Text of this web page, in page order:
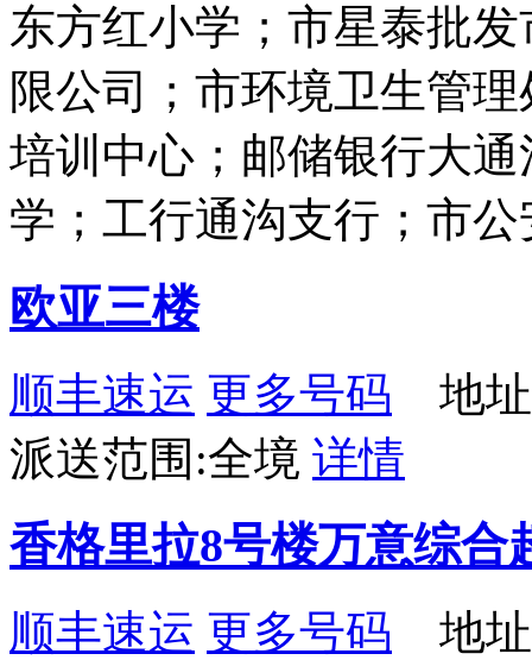
东方红小学；市星泰批
限公司；市环境卫生管
培训中心；邮储银行大
学；工行通沟支行；市
欧亚三楼
顺丰速运 更多号码 地址
派送范围:全境 详情
香格里拉8号楼万意综合
顺丰速运 更多号码 地址